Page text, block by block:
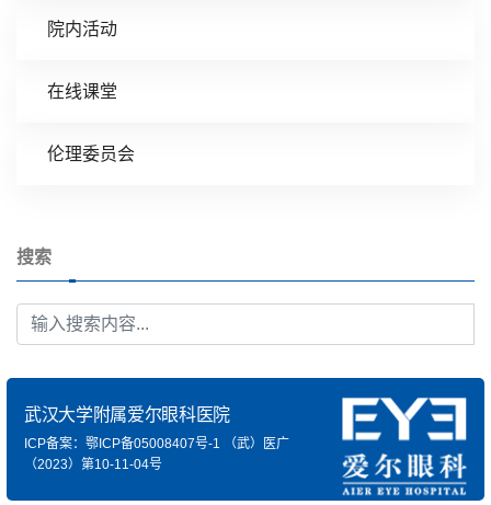
院内活动
在线课堂
伦理委员会
搜索
武汉大学附属爱尔眼科医院
ICP备案：鄂ICP备05008407号-1 （武）医广
（2023）第10-11-04号